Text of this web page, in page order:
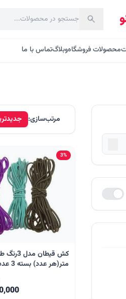
محصولات فروشگاهوبلاگتماس با ما
مرتب‌سازی:
3%
متر(هر عدد) بسته 3 عددی